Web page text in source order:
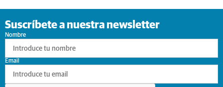
Suscríbete a nuestra newsletter
Nombre
Email